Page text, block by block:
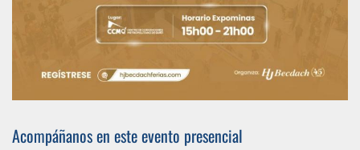
Acompáñanos en este evento presencial